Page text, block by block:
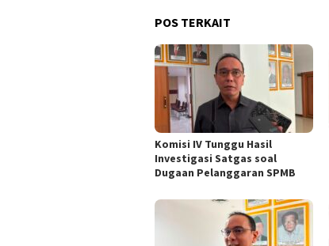
POS TERKAIT
Komisi IV Tunggu Hasil
Investigasi Satgas soal
Dugaan Pelanggaran SPMB